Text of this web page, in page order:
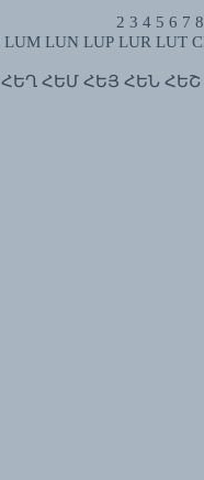
2 3 4 5 6 7 8
LUM LUN LUP LUR LUT
ՀԵՂ ՀԵՄ ՀԵՅ ՀԵՆ ՀԵՇ